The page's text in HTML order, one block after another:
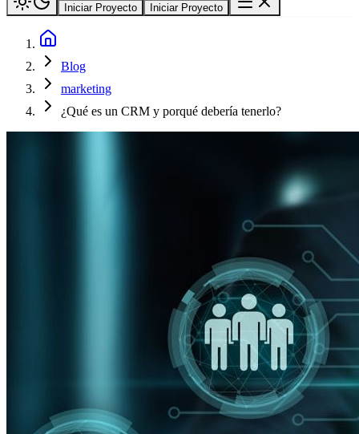
Iniciar Proyecto Iniciar Proyecto
Blog
marketing
¿Qué es un CRM y porqué debería tenerlo?